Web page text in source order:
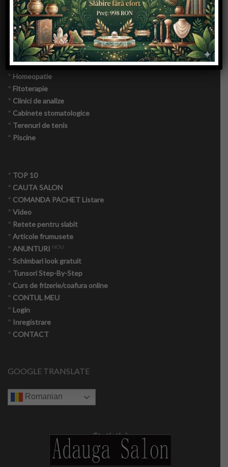
Inregistrare
Articole
Coafuri
Tunsori
Frizuri
Manichiura
Frumusete
Calatorii
Spiritual
Copii
Culinar
Cuplu
Moda
Make-up Virtual App
Make-up Virtual iOS
Magazine online
Norme igiena
Demonstratii video
Doctori, nutritionisti
Acupunctura
*Kiroterapie
* Homeopatie
* Fitoterapie
* Clinici de analize
* Cabinete stomatologice
* Terenuri de tenis
* Piscine
* TOP 10
* CAUTA SALON
* COMANDA PACHET Listare
* Video
* Retete pentru slabit
* Articole frumusete
* ANUNTURI NOU
* Schimbari look gratuit
* Tunsori Step-By-Step
* Curs de frizerie/coafura online
* CONTUL MEU
* Login
* Inregistrare
* CONTACT
GOOGLE TRANSLATE
Romanian
Statistici